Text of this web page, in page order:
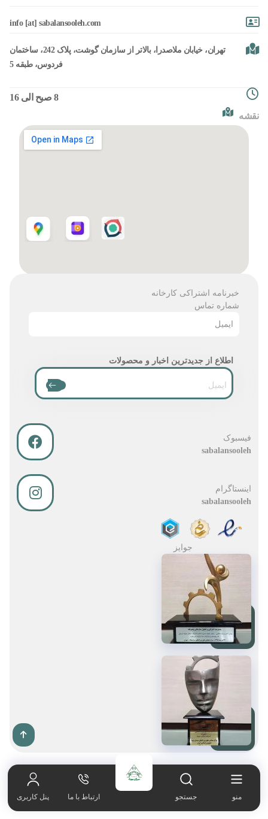
صفحه اصلی
دربــاره ما
021-65606180
کارخانه
منو جستجو ارتباط با ما پنل کاربری
info [at] sabalansooleh.com
تهران، خیابان ملاصدرا، بالاتر از سازمان گوشت، پلاک 242، ساختمان
فردوس، طبقه 5
8 صبح الی 16
نقشه
خبرنامه اشتراکی کارخانه
شماره تماس
ایمیل
اطلاع از جدیدترین اخبار و محصولات
فیسبوک
sabalansooleh
اینستاگرام
sabalansooleh
جوایز